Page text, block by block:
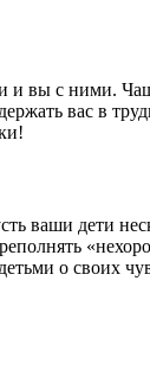
и вы с ними.
вас в
ваши дети
о своих